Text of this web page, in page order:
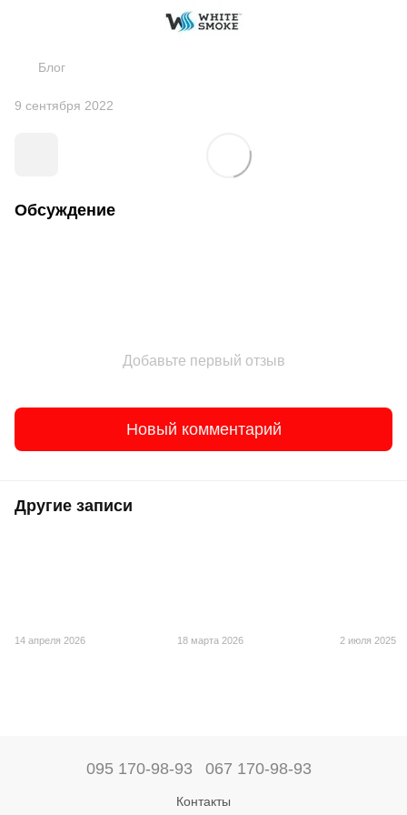
Блог
9 сентября 2022
Обсуждение
Добавьте первый отзыв
Новый комментарий
Другие записи
14 апреля 2026 18 марта 2026 2 июля 2025
095 170-98-93 067 170-98-93
Контакты